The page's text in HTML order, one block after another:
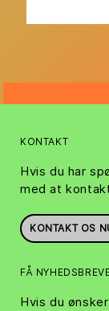
KONTAKT
Hvis du har
med at
KONTAKT OS
FÅ
Hvis du